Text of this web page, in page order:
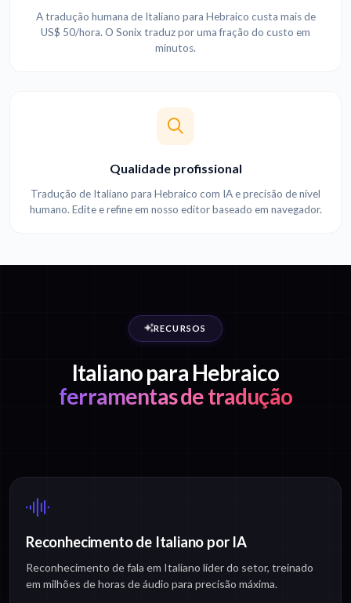
A tradução humana de Italiano para Hebraico custa mais de
US$ 50/hora. O Sonix traduz por uma fração do custo em
minutos.
Qualidade profissional
Tradução de Italiano para Hebraico com IA e precisão de nível
humano. Edite e refine em nosso editor baseado em navegador.
RECURSOS
Italiano para Hebraico
ferramentas de tradução
Reconhecimento de Italiano por IA
Reconhecimento de fala em Italiano líder do setor, treinado
em milhões de horas de áudio para precisão máxima.